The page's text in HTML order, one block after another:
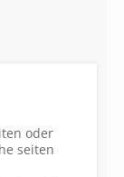
oder
seiten